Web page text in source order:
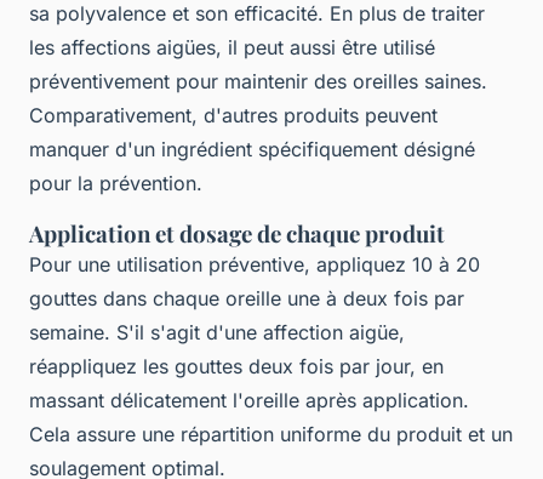
sa polyvalence et son efficacité. En plus de traiter
les affections aigües, il peut aussi être utilisé
préventivement pour maintenir des oreilles saines.
Comparativement, d'autres produits peuvent
manquer d'un ingrédient spécifiquement désigné
pour la prévention.
Application et dosage de chaque produit
Pour une utilisation préventive, appliquez 10 à 20
gouttes dans chaque oreille une à deux fois par
semaine. S'il s'agit d'une affection aigüe,
réappliquez les gouttes deux fois par jour, en
massant délicatement l'oreille après application.
Cela assure une répartition uniforme du produit et un
soulagement optimal.